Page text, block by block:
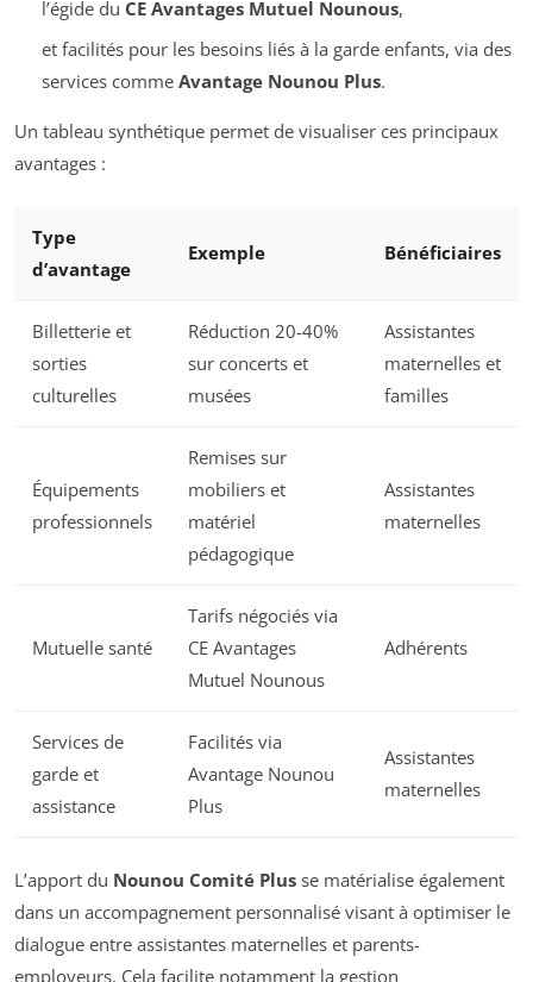
l’égide du CE Avantages Mutuel Nounous,
et facilités pour les besoins liés à la garde enfants, via des
services comme Avantage Nounou Plus.
Un tableau synthétique permet de visualiser ces principaux
avantages :
Type
d’avantage
Exemple Bénéficiaires
Billetterie et
sorties
culturelles
Réduction 20-40%
sur concerts et
musées
Assistantes
maternelles et
familles
Équipements
professionnels
Remises sur
mobiliers et
matériel
pédagogique
Assistantes
maternelles
Mutuelle santé
Tarifs négociés via
CE Avantages
Mutuel Nounous
Adhérents
Services de
garde et
assistance
Facilités via
Avantage Nounou
Plus
Assistantes
maternelles
L’apport du Nounou Comité Plus se matérialise également
dans un accompagnement personnalisé visant à optimiser le
dialogue entre assistantes maternelles et parents-
employeurs. Cela facilite notamment la gestion